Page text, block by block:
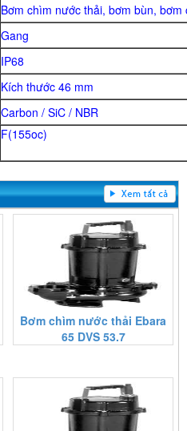
Bơm chìm nước thải, bơm bùn, bơm
Gang
IP68
Kích thước 46 mm
Carbon / SiC / NBR
F(155oc)
Bơm chìm nước thải Ebara
65 DVS 53.7